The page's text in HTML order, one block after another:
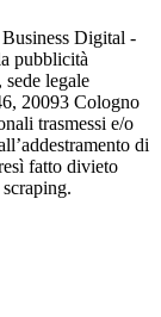
Digital -
pubblicità
legale
20093 Cologno
trasmessi e/o
di
fatto divieto